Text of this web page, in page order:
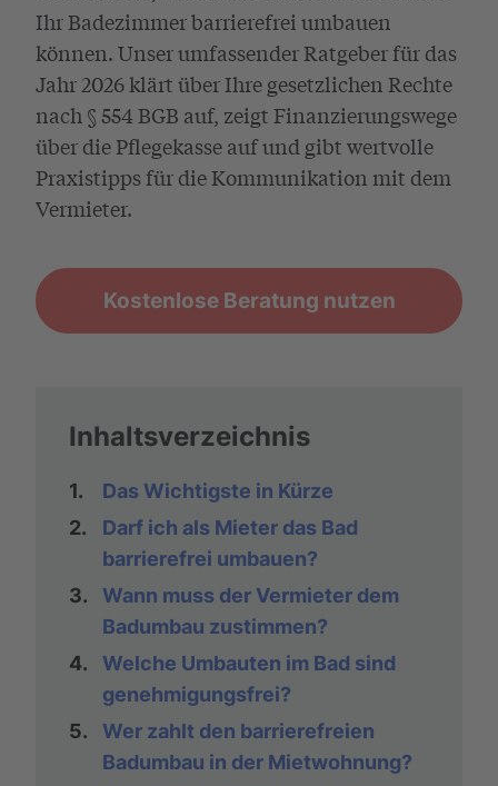
Ihr Badezimmer barrierefrei umbauen
können. Unser umfassender Ratgeber für das
Jahr 2026 klärt über Ihre gesetzlichen Rechte
nach § 554 BGB auf, zeigt Finanzierungswege
über die Pflegekasse auf und gibt wertvolle
Praxistipps für die Kommunikation mit dem
Vermieter.
Kostenlose Beratung nutzen
Inhaltsverzeichnis
1.
Das Wichtigste in Kürze
2.
Darf ich als Mieter das Bad
barrierefrei umbauen?
3.
Wann muss der Vermieter dem
Badumbau zustimmen?
4.
Welche Umbauten im Bad sind
genehmigungsfrei?
5.
Wer zahlt den barrierefreien
Badumbau in der Mietwohnung?